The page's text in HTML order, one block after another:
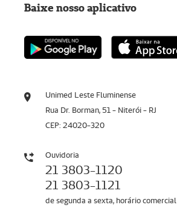
Unimed Leste Fluminense
Rua Dr. Borman, 51 - Niterói - RJ
CEP: 24020-320
Ouvidoria
21 3803-1120
21 3803-1121
de segunda a sexta, horário comercial
Baixe nosso aplicativo